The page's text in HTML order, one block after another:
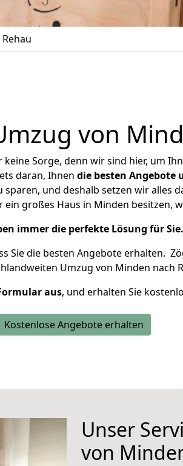
von
Sorge, denn wir sind hier, um
daran, Ihnen die besten Angebote
und deshalb setzen wir alles
großes Haus in Minden besitzen,
immer die perfekte Lösung für Sie.
Sie die besten Angebote erhalten.
Umzug von Minden nach
aus, und erhalten Sie
Kostenlose Angebote erhalten
Unser
von